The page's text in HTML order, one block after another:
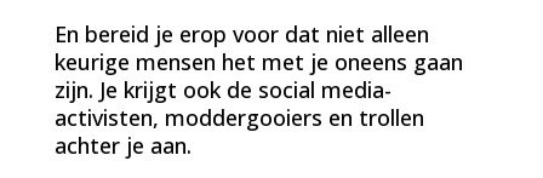
En bereid je erop voor dat niet alleen
keurige mensen het met je oneens gaan
zijn. Je krijgt ook de social media-
activisten, moddergooiers en trollen
achter je aan.